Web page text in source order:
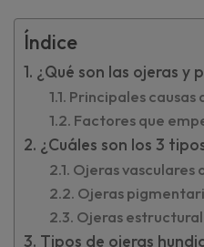
Índice
¿Qué son las ojeras y
Principales causas
Factores que
¿Cuáles son los 3
Ojeras vasculares
Ojeras
Ojeras
Tipos de ojeras